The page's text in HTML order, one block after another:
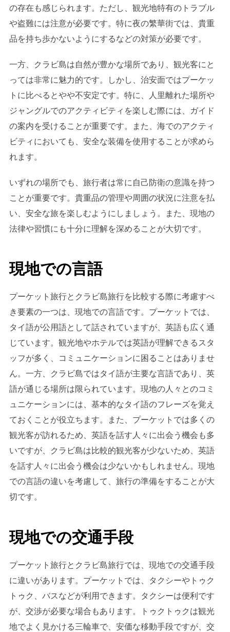
の存在も感じられます。ただし、観光地特有のトラブル
や盗難には注意が必要です。特に夜の繁華街では、貴重
品を持ち歩かないようにするなどの対策が必要です。
一方、クラビ島は自然が豊かな場所であり、観光客にと
っては非常に魅力的です。しかし、治安面ではプーケッ
トに比べるとやや不安定です。特に、人里離れた場所や
ジャングルでのアクティビティを楽しむ際には、ガイド
の案内を受けることが重要です。また、海でのアクティ
ビティにおいても、安全な装備を使用することが求めら
れます。
いずれの場所でも、旅行者は常に自己防衛の意識を持つ
ことが重要です。貴重品の管理や周囲の状況に注意を払
い、安全な旅を楽しむようにしましょう。また、現地の
法律や習慣にも十分に理解を深めることが大切です。
現地での言語
プーケット旅行とクラビ島旅行を比較する際に考慮すべ
き要素の一つは、現地での言語です。プーケットでは、
タイ語が公用語として話されていますが、英語も広く通
じています。観光地やホテルでは英語が理解できるスタ
ッフが多く、コミュニケーションに困ることはありませ
ん。一方、クラビ島ではタイ語が主要な言語であり、英
語が通じる場所は限られています。現地の人々とのコミ
ュニケーションには、基本的なタイ語のフレーズを覚え
ておくことが役立ちます。また、プーケットでは多くの
観光客が訪れるため、英語を話す人々に出会う機会も多
いですが、クラビ島は比較的観光客が少ないため、英語
を話す人々に出会う機会は少ないかもしれません。現地
での言語の違いを考慮して、旅行の準備をすることが大
切です。
現地での交通手段
プーケット旅行とクラビ島旅行では、現地での交通手段
に違いがあります。プーケットでは、タクシーやトゥク
トゥク、バスなどが利用できます。タクシーは便利です
が、交渉が必要な場合もあります。トゥクトゥクは観光
地でよく見かける三輪車で、安価な移動手段ですが、交